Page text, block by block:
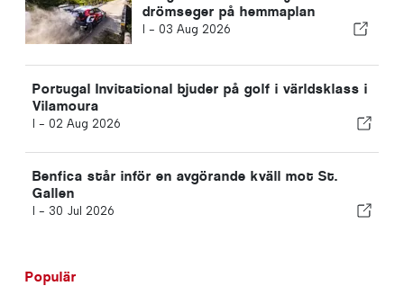
drömseger på hemmaplan
I - 03 Aug 2026
Portugal Invitational bjuder på golf i världsklass i
Vilamoura
I - 02 Aug 2026
Benfica står inför en avgörande kväll mot St.
Gallen
I - 30 Jul 2026
Populär